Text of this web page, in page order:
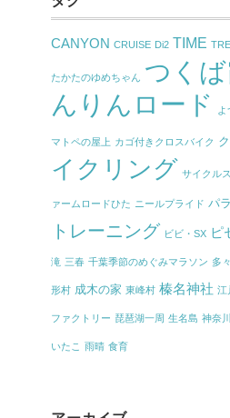
CANYON CRUISE Di2 TIME
たかたのゆめちゃん つく
んりんロード
よ
マトペの屋上 カゴ付きクロスバイク
イクリング サイクル
ァームロードひた ニールプライド パ
トレーニング ビビ・SX ピ
滝 三春 千葉季節のめぐみマラソン 多
形村 成木の家 東峰村 榛名神社 江
ファクトリー 琵琶湖一周 生名島 神奈川
いたこ 雨晴 食育